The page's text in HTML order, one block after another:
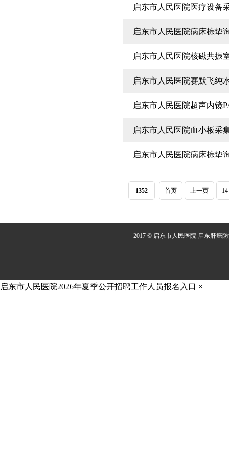
启东市人民医院医疗设备
启东市人民医院病床棕垫
启东市人民医院核磁共振
启东市人民医院赛默飞纯
启东市人民医院超声内镜
启东市人民医院血小板采
启东市人民医院病床棕垫
1352 首页 上一页 14
2017 © 启东市人民医院 启东肝癌
启东市人民医院2026年夏季公开招聘工作人员报名入口 ×